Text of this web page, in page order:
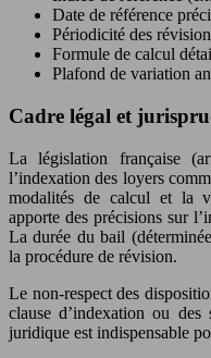
Date de référence
Périodicité des
Formule de calcul
Plafond de variation
Cadre légal et
La législation française
l’indexation des loyers
modalités de calcul et la
apporte des précisions sur
La durée du bail
la procédure de révision.
Le non-respect des
clause d’indexation ou
juridique est indispensable